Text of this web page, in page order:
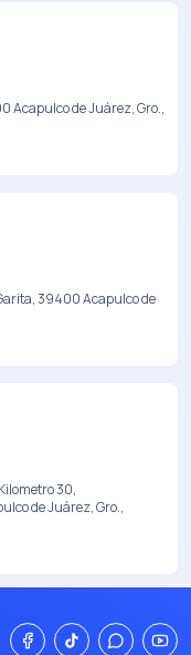
Acapulco de Juárez, Gro.,
39400 Acapulco de
30,
de Juárez, Gro.,